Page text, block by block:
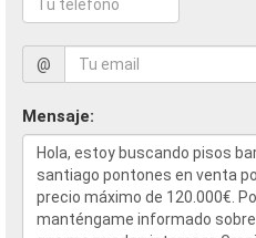
@
Mensaje: